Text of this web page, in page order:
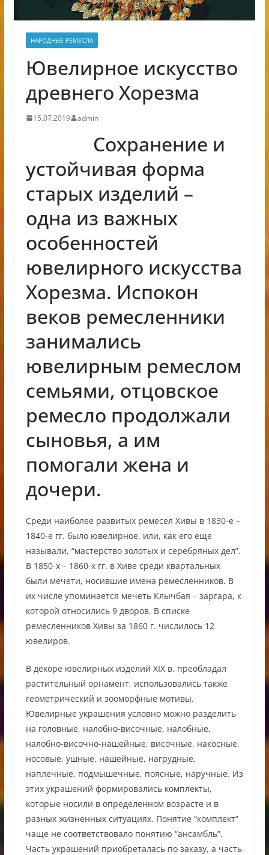
НАРОДНЫЕ РЕМЕСЛА
Ювелирное искусство
древнего Хорезма
15.07.2019 admin
Cохранение и
устойчивая форма
старых изделий –
одна из важных
особенностей
ювелирного искусства
Хорезма. Испокон
веков ремесленники
занимались
ювелирным ремеслом
семьями, отцовское
ремесло продолжали
сыновья, а им
помогали жена и
дочери.
Среди наиболее развитых ремесел Хивы в 1830-е –
1840-е гг. было ювелирное, или, как его еще
называли, “мастерство золотых и серебряных дел”.
В 1850-х – 1860-х гг. в Хиве среди квартальных
были мечети, носившие имена ремесленников. В
их числе упоминается мечеть Клычбая – заргара, к
которой относились 9 дворов. В списке
ремесленников Хивы за 1860 г. числилось 12
ювелиров.
В декоре ювелирных изделий XIX в. преобладал
растительный орнамент, использовались также
геометрический и зооморфные мотивы.
Ювелирные украшения условно можно разделить
на головные, налобно-височные, налобные,
налобно-височно-нашейные, височные, накосные,
носовые, ушные, нашейные, нагрудные,
наплечные, подмышечные, поясные, наручные. Из
этих украшений формировались комплекты,
которые носили в определенном возрасте и в
разных жизненных ситуациях. Понятие “комплект”
чаще не соответствовало понятию “ансамбль”.
Часть украшений приобреталась по заказу, а часть